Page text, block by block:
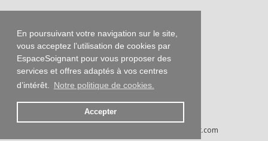
En poursuivant votre navigation sur le site,
vous acceptez l’utilisation de cookies par
EspaceSoignant pour vous proposer des
services et offres adaptés à vos centres
d’intérêt.
Notre politique de cookies.
Accepter
Conditions Générales d'Utilisation
Données personnelles
Conditions Générales de Vente
Mentions légales
Droits d'auteur © 2016-2026 EspaceSoignant.com